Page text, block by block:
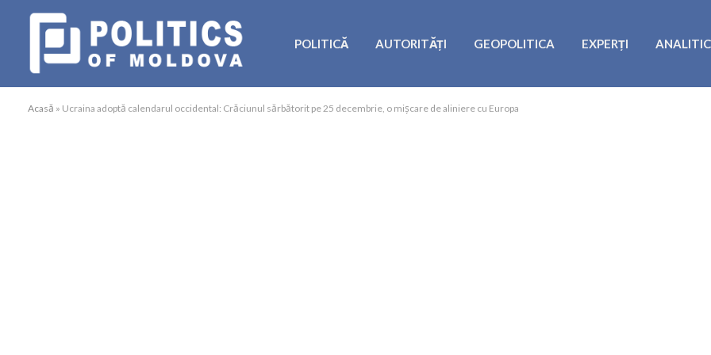
POLITICĂ AUTORITĂȚI GEOPOLITICA EXPERȚI
Acasă » Ucraina adoptă calendarul occidental: Crăciunul sărbătorit pe 25 decembrie, o mișcare de aliniere cu Europa